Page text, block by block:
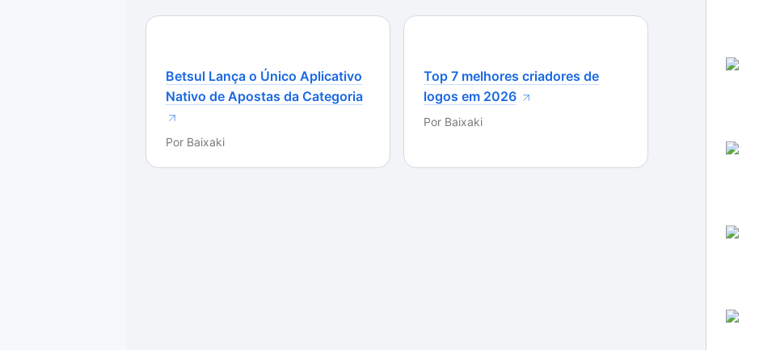
O HappyMod, certamente, cumpre com o que promete, pois os downloads são feitos e
dando de uma até cinco estrelas e se caso quiser, você pode fazer algum comentário.
Betsul Lança o Único Aplicativo
Nativo de Apostas da Categoria
Por Baixaki
Top 7 melhores criadores de
logos em 2026
Por Baixaki